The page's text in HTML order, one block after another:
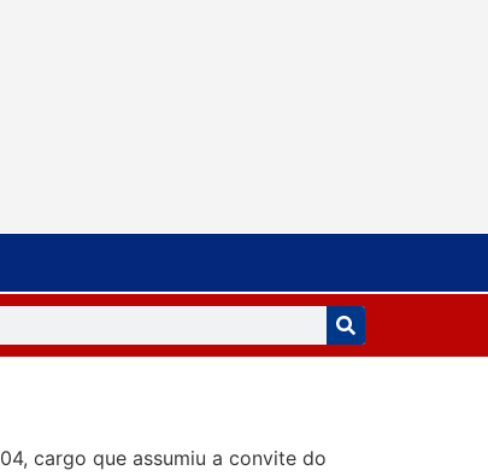
cargo que assumiu a convite do